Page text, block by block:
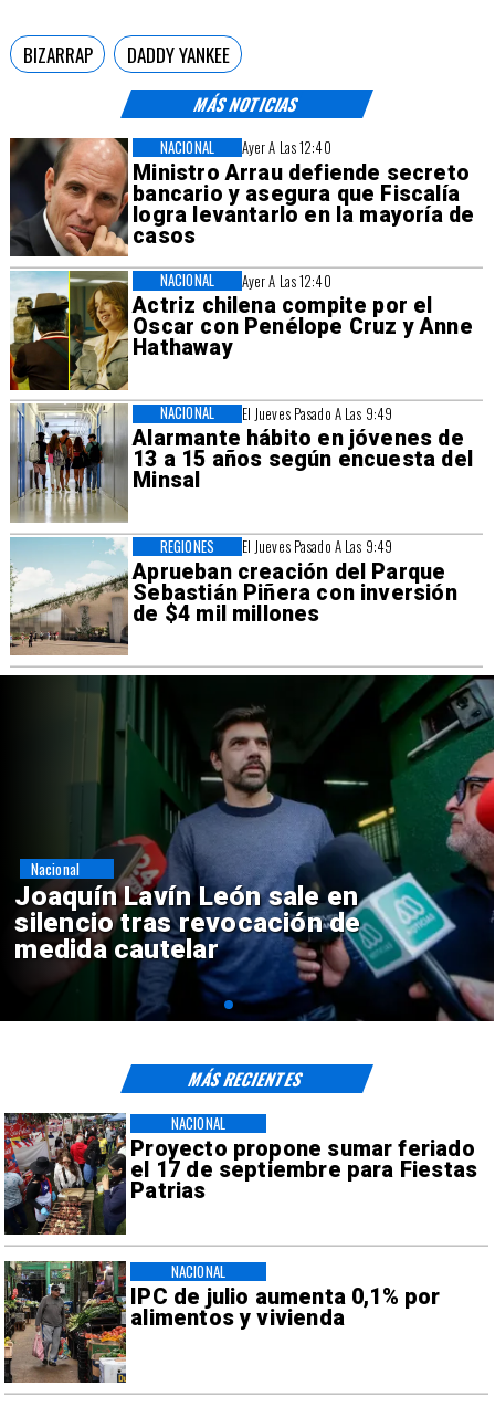
MÁS NOTICIAS
Ayer A Las 12:40
Ministro Arrau defiende secreto
bancario y asegura que Fiscalía
logra levantarlo en la mayoría de
casos
NACIONAL
Ayer A Las 12:40
Actriz chilena compite por el
Oscar con Penélope Cruz y Anne
Hathaway
NACIONAL
El Jueves Pasado A Las 9:49
Alarmante hábito en jóvenes de
13 a 15 años según encuesta del
Minsal
NACIONAL
El Jueves Pasado A Las 9:49
Aprueban creación del Parque
Sebastián Piñera con inversión
de $4 mil millones
REGIONES
BIZARRAP DADDY YANKEE
Chile y Venezuela formalizan
reinicio de relaciones
consulares
Nacional
Proyecto propone sumar feriado
el 17 de septiembre para Fiestas
Patrias
NACIONAL
IPC de julio aumenta 0,1% por
alimentos y vivienda
NACIONAL
MÁS RECIENTES